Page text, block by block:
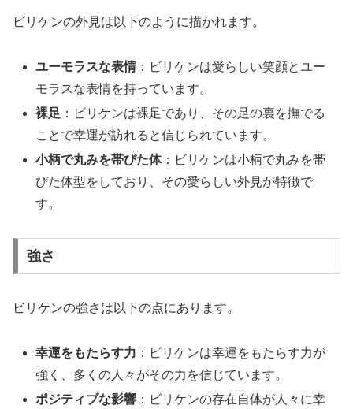
ビリケンの外見は以下のように描かれます。
ユーモラスな表情：ビリケンは愛らしい笑顔とユー
モラスな表情を持っています。
裸足 ：ビリケンは裸足であり、その足の裏を撫でる
ことで幸運が訪れると信じられています。
小柄で丸みを帯びた体：ビリケンは小柄で丸みを帯
びた体型をしており、その愛らしい外見が特徴で
す。
強さ
ビリケンの強さは以下の点にあります。
幸運をもたらす力 ：ビリケンは幸運をもたらす力が
強く、多くの人々がその力を信じています。
ポジティブな影響 ：ビリケンの存在自体が人々に幸